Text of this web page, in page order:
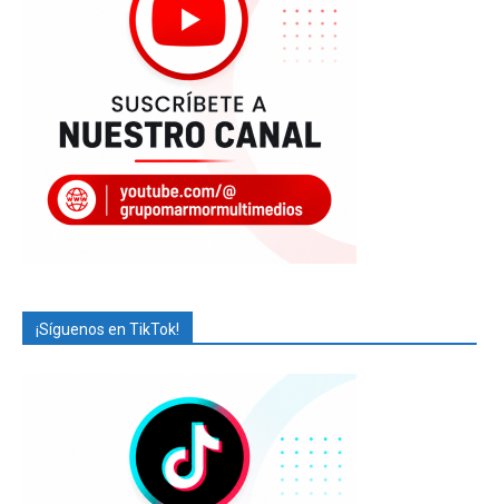
¡Síguenos en TikTok!